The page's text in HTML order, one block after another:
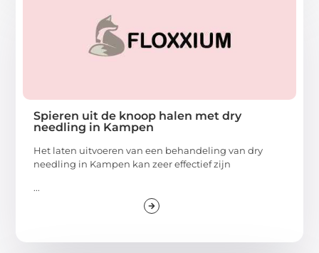
Spieren uit de knoop halen met dry
needling in Kampen
Het laten uitvoeren van een behandeling van dry
needling in Kampen kan zeer effectief zijn
...